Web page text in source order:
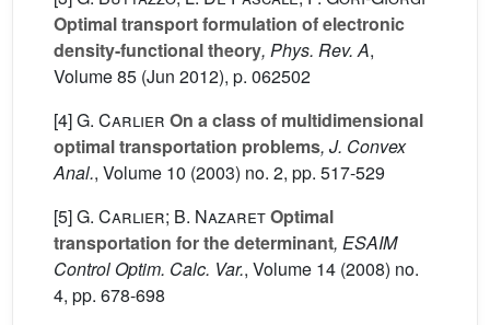
Optimal transport formulation of electronic
density-functional theory, Phys. Rev. A,
Volume 85 (Jun 2012), p. 062502
[4]G. Carlier On a class of multidimensional
optimal transportation problems, J. Convex
Anal., Volume 10 (2003) no. 2, pp. 517-529
[5]G. Carlier; B. NazaretOptimal
transportation for the determinant, ESAIM
Control Optim. Calc. Var., Volume 14 (2008) no.
4, pp. 678-698